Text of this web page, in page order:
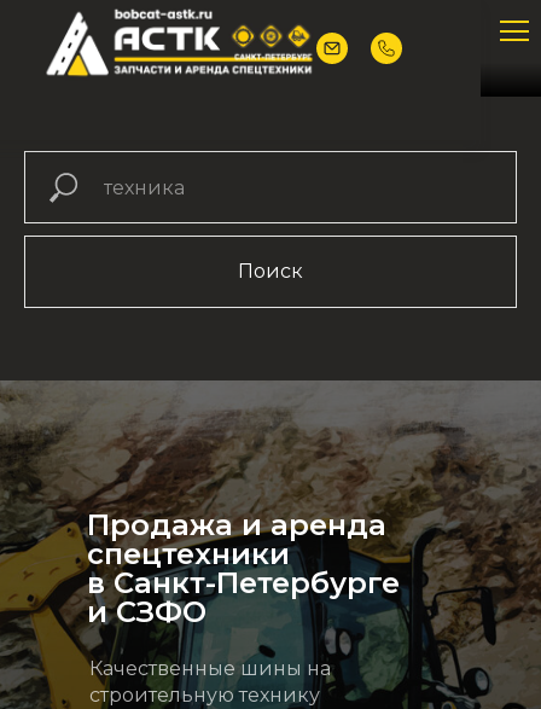
Поиск
Качественные шины на
строительную технику
Продажа и аренда
спецтехники
в Санкт-Петербурге
и СЗФО